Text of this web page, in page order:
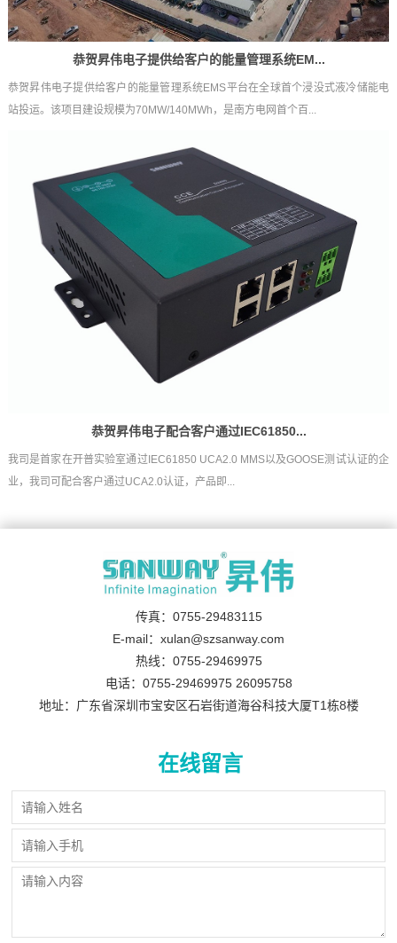
恭贺昇伟电子提供给客户的能量管理系统EM...
恭贺昇伟电子提供给客户的能量管理系统EMS平台在全球首个浸没式液冷储能电
站投运。该项目建设规模为70MW/140MWh，是南方电网首个百...
恭贺昇伟电子配合客户通过IEC61850...
我司是首家在开普实验室通过IEC61850 UCA2.0 MMS以及GOOSE测试认证的企
业，我司可配合客户通过UCA2.0认证，产品即...
传真：0755-29483115
E-mail：xulan@szsanway.com
热线：0755-29469975
电话：0755-29469975 26095758
地址：广东省深圳市宝安区石岩街道海谷科技大厦T1栋8楼
在线留言